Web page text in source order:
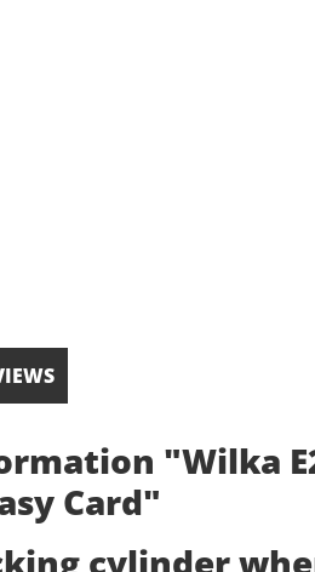
"Wilka
Card"
cylinder